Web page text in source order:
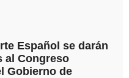
Español se darán
al Congreso
Gobierno de